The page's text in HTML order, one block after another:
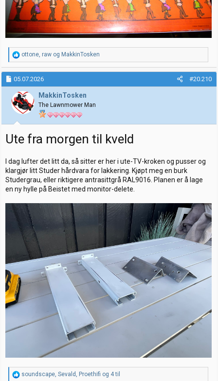
R
e
a
k
j
o
n
e
r
ottone raw og MakkinTosken
05.07.2026 #20.210
MakkinTosken
The Lawnmower Man
Ute fra morgen til kveld
I dag lufter det litt da, så sitter er her i ute-TV-kroken og pusser og
klargjør litt Studer hårdvara for lakkering. Kjøpt meg en burk
Studergrau, eller riktigere antrasittgrå RAL9016. Planen er å lage
en ny hylle på Beistet med monitor-delete.
R
soundscape Sevald Proethifi og 4 til